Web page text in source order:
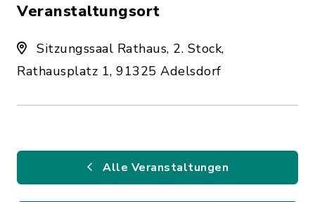
Veranstaltungsort
Sitzungssaal Rathaus, 2. Stock,
Rathausplatz 1, 91325 Adelsdorf
Alle Veranstaltungen